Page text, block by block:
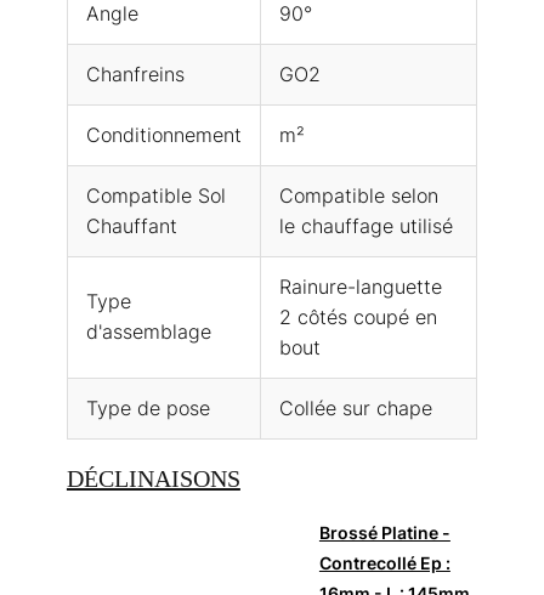
Angle 90°
Chanfreins GO2
Conditionnement m²
Compatible Sol
Chauffant
Compatible selon
le chauffage utilisé
Type
d'assemblage
Rainure-languette
2 côtés coupé en
bout
Type de pose Collée sur chape
DÉCLINAISONS
Brossé Platine -
Contrecollé Ep :